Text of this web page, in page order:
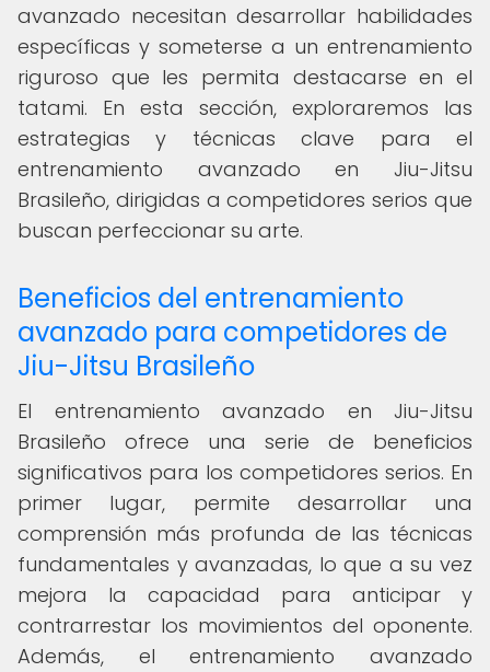
avanzado necesitan desarrollar habilidades
específicas y someterse a un entrenamiento
riguroso que les permita destacarse en el
tatami. En esta sección, exploraremos las
estrategias y técnicas clave para el
entrenamiento avanzado en Jiu-Jitsu
Brasileño, dirigidas a competidores serios que
buscan perfeccionar su arte.
Beneficios del entrenamiento
avanzado para competidores de
Jiu-Jitsu Brasileño
El entrenamiento avanzado en Jiu-Jitsu
Brasileño ofrece una serie de beneficios
significativos para los competidores serios. En
primer lugar, permite desarrollar una
comprensión más profunda de las técnicas
fundamentales y avanzadas, lo que a su vez
mejora la capacidad para anticipar y
contrarrestar los movimientos del oponente.
Además, el entrenamiento avanzado